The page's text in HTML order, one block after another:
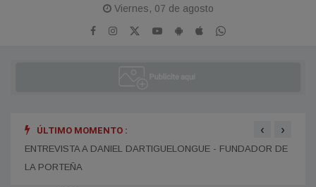
Viernes, 07 de agosto
ÚLTIMO MOMENTO :
ENTREVISTA A DANIEL DARTIGUELONGUE - FUNDADOR DE
ENTREVISTA A ALEJANDRO KIM
‹ ›